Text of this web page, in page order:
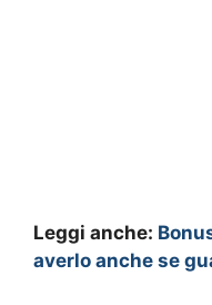
Leggi anche:
averlo anche se